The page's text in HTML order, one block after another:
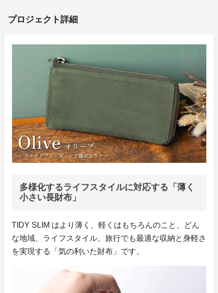
プロジェクト詳細
多様化するライフスタイルに対応する「薄く
小さい長財布」
TIDY SLIM はより薄く、軽くはもちろんのこと、どん
な地域、ライフスタイル、旅行でも最適な収納と身軽さ
を実現する「気の利いた財布」です。